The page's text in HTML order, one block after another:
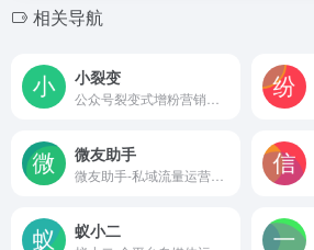
相关导航
小裂变
微友助手
蚁小二